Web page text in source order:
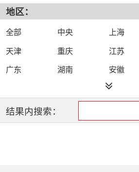
都市
文化
文艺 娱乐
电影
生活 电视剧
时尚
民生 IPTV智
站）
地区：
全部 中央 上海
天津
重庆 江苏
广东
湖南 安徽
四川
辽宁
山西
海南 陕西
结果内搜索：